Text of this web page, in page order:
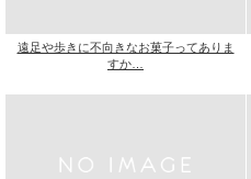
遠足や歩きに不向きなお菓子ってありま
すか…